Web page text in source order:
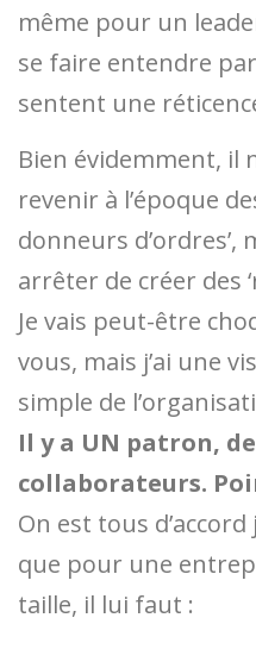
même pour un
se faire entendre
sentent une
Bien évidemment, il
revenir à l’époque
donneurs d’ordres’,
arrêter de créer des
Je vais peut-être
vous, mais j’ai une
simple de
Il y a UN patron,
collaborateurs.
On est tous d’accord
que pour une
taille, il lui faut :